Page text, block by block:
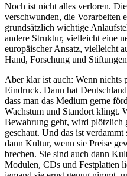
Noch ist nicht alles verloren.
verschwunden, die Vorarbeiten
grundsätzlich wichtige
andere Struktur, vielleicht eine
europäischer Ansatz, vielleicht
Hand, Forschung und
Aber klar ist auch: Wenn nichts
Eindruck. Dann hat
dass man das Medium gerne
Wachstum und Standort klingt.
Bewahrung geht, wird plötzlich
geschaut. Und das ist
dann Kultur, wenn sie Preise
brechen. Sie sind auch dann
Modulen, CDs und Festplatten